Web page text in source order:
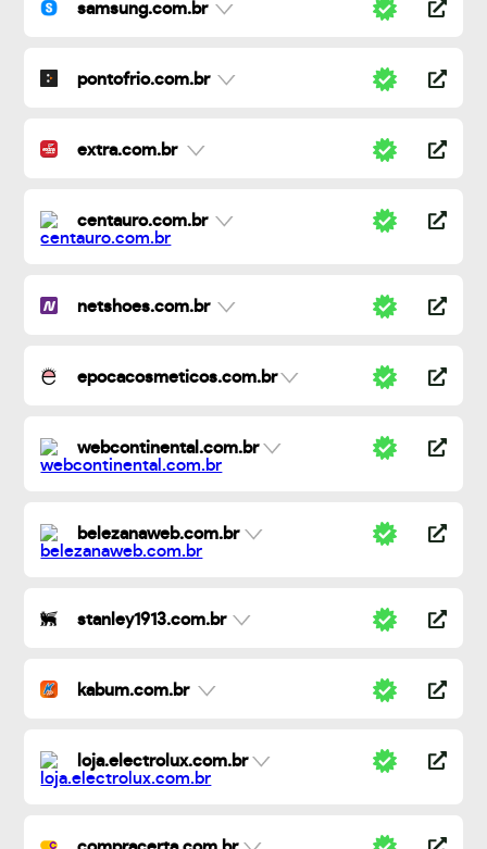
samsung.com.br
pontofrio.com.br
extra.com.br
centauro.com.br
netshoes.com.br
epocacosmeticos.com.br
webcontinental.com.br
belezanaweb.com.br
stanley1913.com.br
kabum.com.br
loja.electrolux.com.br